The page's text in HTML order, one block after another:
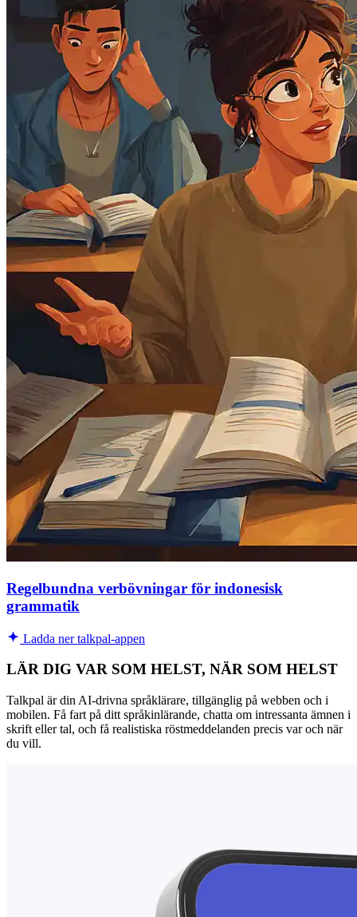
Regelbundna verbövningar för indonesisk
grammatik
Ladda ner talkpal-appen
LÄR DIG VAR SOM HELST, NÄR SOM HELST
Talkpal är din AI-drivna språklärare, tillgänglig på webben och i
mobilen. Få fart på ditt språkinlärande, chatta om intressanta ämnen i
skrift eller tal, och få realistiska röstmeddelanden precis var och när
du vill.